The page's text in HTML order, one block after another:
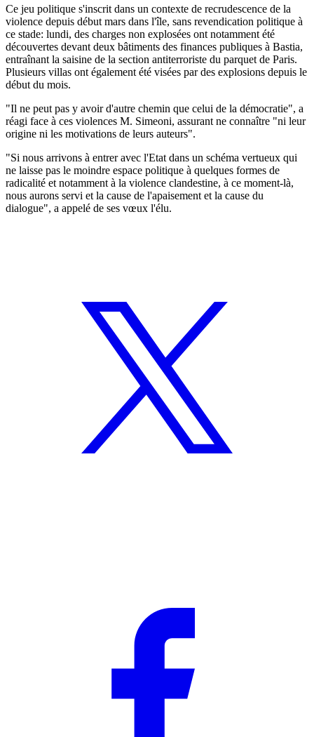
Ce jeu politique s'inscrit dans un contexte de recrudescence de la
violence depuis début mars dans l'île, sans revendication politique à
ce stade: lundi, des charges non explosées ont notamment été
découvertes devant deux bâtiments des finances publiques à Bastia,
entraînant la saisine de la section antiterroriste du parquet de Paris.
Plusieurs villas ont également été visées par des explosions depuis le
début du mois.
"Il ne peut pas y avoir d'autre chemin que celui de la démocratie", a
réagi face à ces violences M. Simeoni, assurant ne connaître "ni leur
origine ni les motivations de leurs auteurs".
"Si nous arrivons à entrer avec l'Etat dans un schéma vertueux qui
ne laisse pas le moindre espace politique à quelques formes de
radicalité et notamment à la violence clandestine, à ce moment-là,
nous aurons servi et la cause de l'apaisement et la cause du
dialogue", a appelé de ses vœux l'élu.